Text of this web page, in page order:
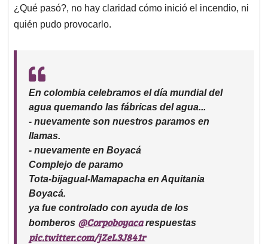
¿Qué pasó?, no hay claridad cómo inició el incendio, ni
quién pudo provocarlo.
En colombia celebramos el día mundial del
agua quemando las fábricas del agua...
- nuevamente son nuestros paramos en
llamas.
- nuevamente en Boyacá
Complejo de paramo
Tota-bijagual-Mamapacha en Aquitania
Boyacá.
ya fue controlado con ayuda de los
bomberos @Corpoboyacarespuestas
pic.twitter.com/jZeL3J841r